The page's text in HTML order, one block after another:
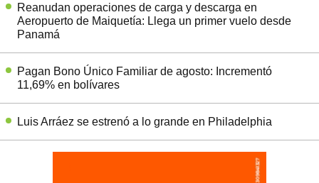
Reanudan operaciones de carga y descarga en
Aeropuerto de Maiquetía: Llega un primer vuelo desde
Panamá
Pagan Bono Único Familiar de agosto: Incrementó
11,69% en bolívares
Luis Arráez se estrenó a lo grande en Philadelphia